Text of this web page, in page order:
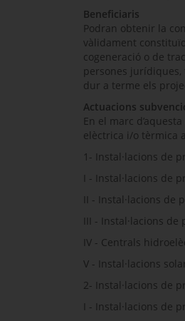
Beneficiaris
Podran obtenir la
vàlidament
cogeneració o de
persones
dur a terme els
Actuacions
En el marc
elèctrica i/o tèrmica
1- Instal·lacions de
I - Instal·lacions de
II - Instal·lacions
III - Instal·lacions
IV - Centrals
V - Instal·lacions
2- Instal·lacions de
I - Instal·lacions de